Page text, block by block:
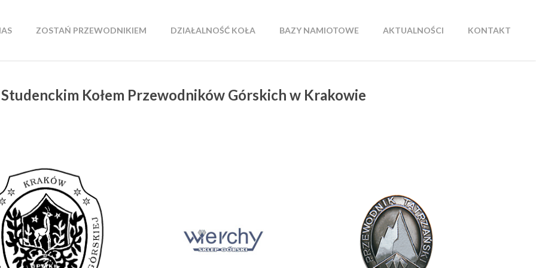
ZOSTAŃ PRZEWODNIKIEM DZIAŁALNOŚĆ KOŁA BAZY NAMIOTOWE AKTUALNOŚCI KONTAKT
Studenckim Kołem Przewodników Górskich w Krakowie